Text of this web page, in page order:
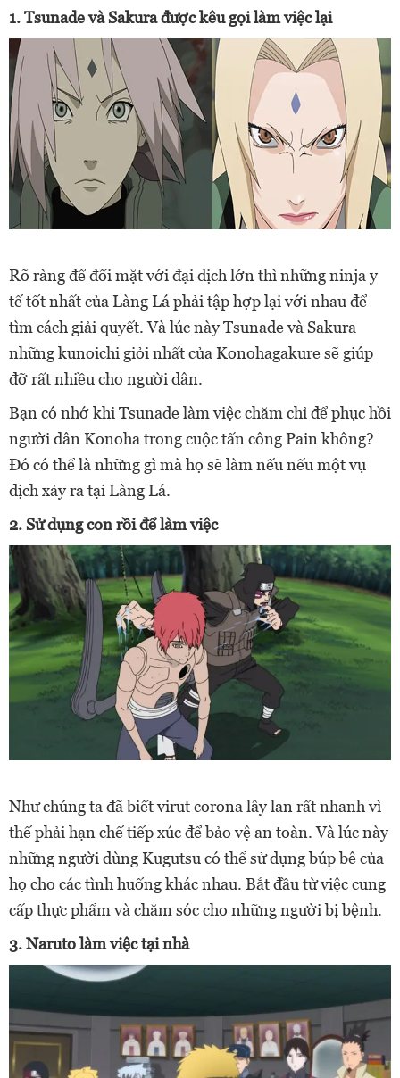
1. Tsunade và Sakura được kêu gọi làm việc lại
Rõ ràng để đối mặt với đại dịch lớn thì những ninja y
tế tốt nhất của Làng Lá phải tập hợp lại với nhau để
tìm cách giải quyết. Và lúc nàyTsunade và Sakura
nhữngkunoichi giỏi nhất của Konohagakure sẽ giúp
đỡ rất nhiều cho người dân.
Bạn có nhớ khi Tsunade làm việc chăm chỉ để phục hồi
người dân Konoha trong cuộc tấn công Pain không?
Đó có thể là những gì mà họ sẽ làm nếu nếu một vụ
dịch xảy ra tại Làng Lá.
2. Sử dụng con rồi để làm việc
Như chúng ta đã biết virut corona lây lan rất nhanh vì
thế phải hạn chế tiếp xúc để bảo vệ an toàn. Và lúc này
những người dùng Kugutsu có thể sử dụng búp bê của
họ cho các tình huống khác nhau. Bắt đầu từ việc cung
cấp thực phẩm và chăm sóc cho những người bị bệnh.
3. Naruto làm việc tại nhà